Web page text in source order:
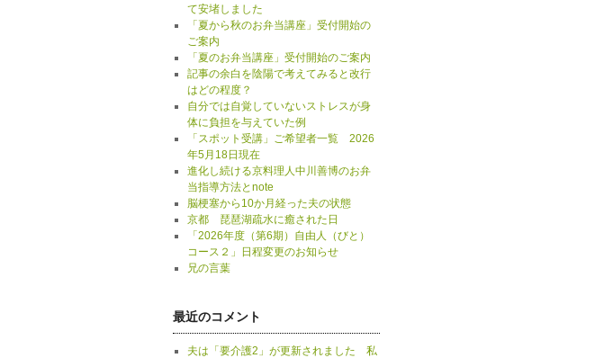
て安堵しました
「夏から秋のお弁当講座」受付開始の
ご案内
「夏のお弁当講座」受付開始のご案内
記事の余白を陰陽で考えてみると改行
はどの程度？
自分では自覚していないストレスが身
体に負担を与えていた例
「スポット受講」ご希望者一覧 2026
年5月18日現在
進化し続ける京料理人中川善博のお弁
当指導方法とnote
脳梗塞から10か月経った夫の状態
京都 琵琶湖疏水に癒された日
「2026年度（第6期）自由人（びと）
コース２」日程変更のお知らせ
兄の言葉
最近のコメント
夫は「要介護2」が更新されました 私